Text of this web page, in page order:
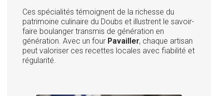
Ces spécialités témoignent de la richesse du
patrimoine culinaire du Doubs et illustrent le savoir-
faire boulanger transmis de génération en
génération. Avec un four Pavailler, chaque artisan
peut valoriser ces recettes locales avec fiabilité et
régularité.